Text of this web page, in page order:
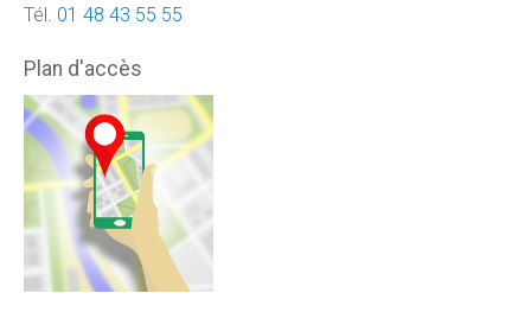
Tél. 01 48 43 55 55
Plan d'accès